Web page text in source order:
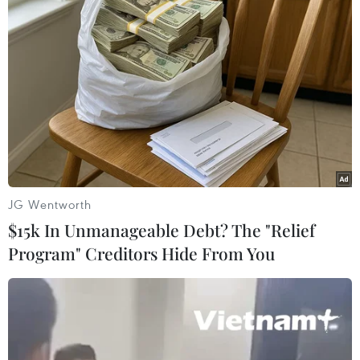
TIN LIÊN QUAN
JG Wentworth
$15k In Unmanageable Debt? The "Relief
Program" Creditors Hide From You